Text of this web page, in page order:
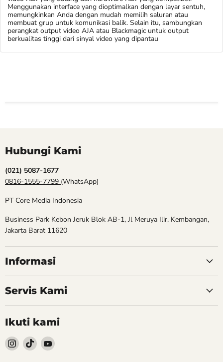
Menggunakan interface yang dioptimalkan dengan layar sentuh,
memungkinkan Anda dengan mudah memilih saluran atau
membuat grup untuk komunikasi balik. Selain itu, sambungkan
perangkat output video AJA atau Blackmagic untuk output
berkualitas tinggi dari sinyal video yang dipantau
Hubungi Kami
(021) 5087-1677
0816-1555-7799 (WhatsApp)
PT Core Media Indonesia
Business Park Kebon Jeruk Blok AB-1, Jl Meruya Ilir, Kembangan,
Jakarta Barat 11620
Informasi
Servis Kami
Ikuti kami
Follow
kami
Follow
kami
Follow